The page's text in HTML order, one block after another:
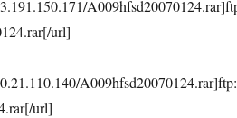
url]
url]